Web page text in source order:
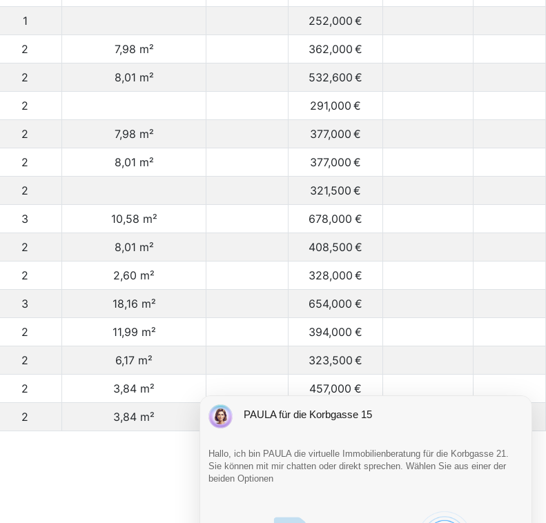
1 252,000 €
2 7,98 m² 362,000 €
2 8,01 m² 532,600 €
2 291,000 €
2 7,98 m² 377,000 €
2 8,01 m² 377,000 €
2 321,500 €
3 10,58 m² 678,000 €
2 8,01 m² 408,500 €
2 2,60 m² 328,000 €
3 18,16 m² 654,000 €
2 11,99 m² 394,000 €
2 6,17 m² 323,500 €
2 3,84 m² 457,000 €
2 3,84 m² 502,000 €